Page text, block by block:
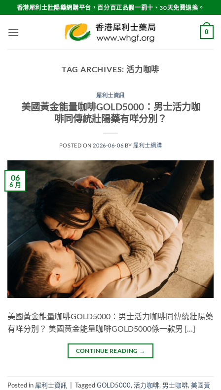
to
content
香港犀利士壯陽藥網購平台，百分百正品假一罰十、30天免費退換。
0
TAG ARCHIVES: 活力咖啡
犀利士資訊
美國黃金能量咖啡GOLD5000：男士活力咖
啡同傳統壯陽藥有咩分別？
POSTED ON 2026-06-06 BY 犀利士網購
06
6 月
美國黃金能量咖啡GOLD5000：男士活力咖啡同傳統壯陽藥
有咩分別？ 美國黃金能量咖啡GOLD5000係一款男 […]
CONTINUE READING →
Posted in 犀利士資訊 TaggedGOLD5000, 活力咖啡, 男士咖啡, 美國黃